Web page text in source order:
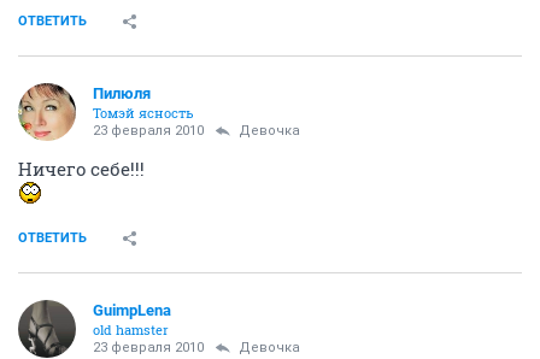
ОТВЕТИТЬ
Пилюля
Томэй ясность
23 февраля 2010 Девочка
Ничего себе!!!
ОТВЕТИТЬ
GuimpLеna
old hamster
23 февраля 2010 Девочка